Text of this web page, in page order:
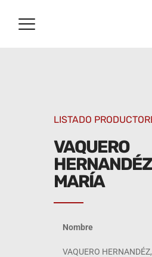
LISTADO
VAQUERO
MARÍA
Nombre
VAQUERO